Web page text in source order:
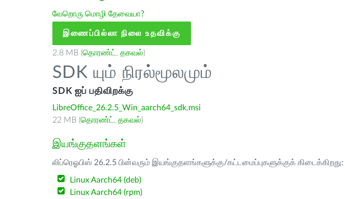
வேறொரு மொழி தேவையா?
இணைப்பில்லா நிலை உதவிக்கு
2.8 MB (தொரண்ட் , தகவல்)
SDK யும் நிரல்மூலமும்
SDK ஐப் பதிவிறக்கு
LibreOffice_26.2.5_Win_aarch64_sdk.msi
22 MB (தொரண்ட் , தகவல்)
இயங்குதளங்கள்
லிப்ரெஓபிஸ் 26.2.5 பின்வரும் இயங்குதளங்களுக்கு/கட்டமைப்புகளுக்குக் கிடைக்கிறது:
Linux Aarch64 (deb)
Linux Aarch64 (rpm)